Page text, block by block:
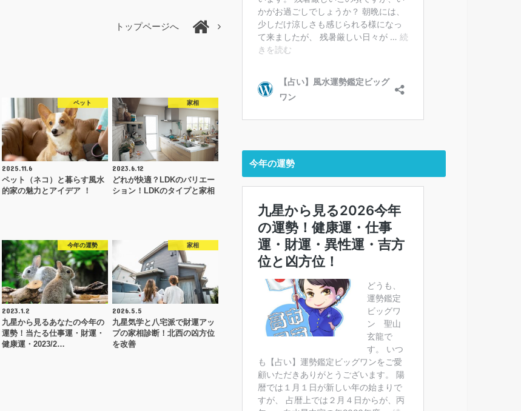
トップページへ
ペット
2025.11.6
ペット（ネコ）と暮らす風水
的家の魅力とアイデア ！
家相
2023.6.12
どれが快適？LDKのバリエー
ション！LDKのタイプと家相
今年の運勢
2023.1.2
九星から見るあなたの今年の
運勢！当たる仕事運・財運・
健康運・2023/2…
家相
2026.5.5
九星気学と八宅派で財運アッ
プの家相診断！北西の凶方位
を改善
今年の運勢